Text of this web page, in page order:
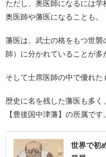
ただし、奥医師になるには学
奥医師や藩医になることも。
藩医は、武士の格をもつ世襲
師） に分かれていることが多
そして士席医師の中で優れた
歴史に名を残した藩医も多く、
【豊後国中津藩】の所属です。
世界で初